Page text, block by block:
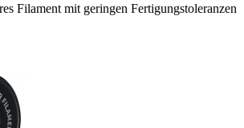
Filament mit geringen Fertigungstoleranzen